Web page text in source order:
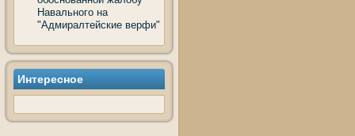
Навального на
"Адмиралтейские верфи"
Интересное